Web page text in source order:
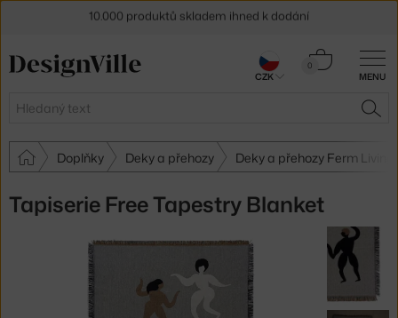
MENU
Hledat
0
Košík
Doplňky Deky a přehozy Deky a přehozy Ferm Living
Tapiserie Free Tapestry Blanket
30 dní na vrácení zbožíCZK